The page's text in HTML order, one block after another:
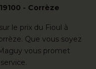
- Corrèze
le prix du Fioul à
Que vous soyez
vous promet